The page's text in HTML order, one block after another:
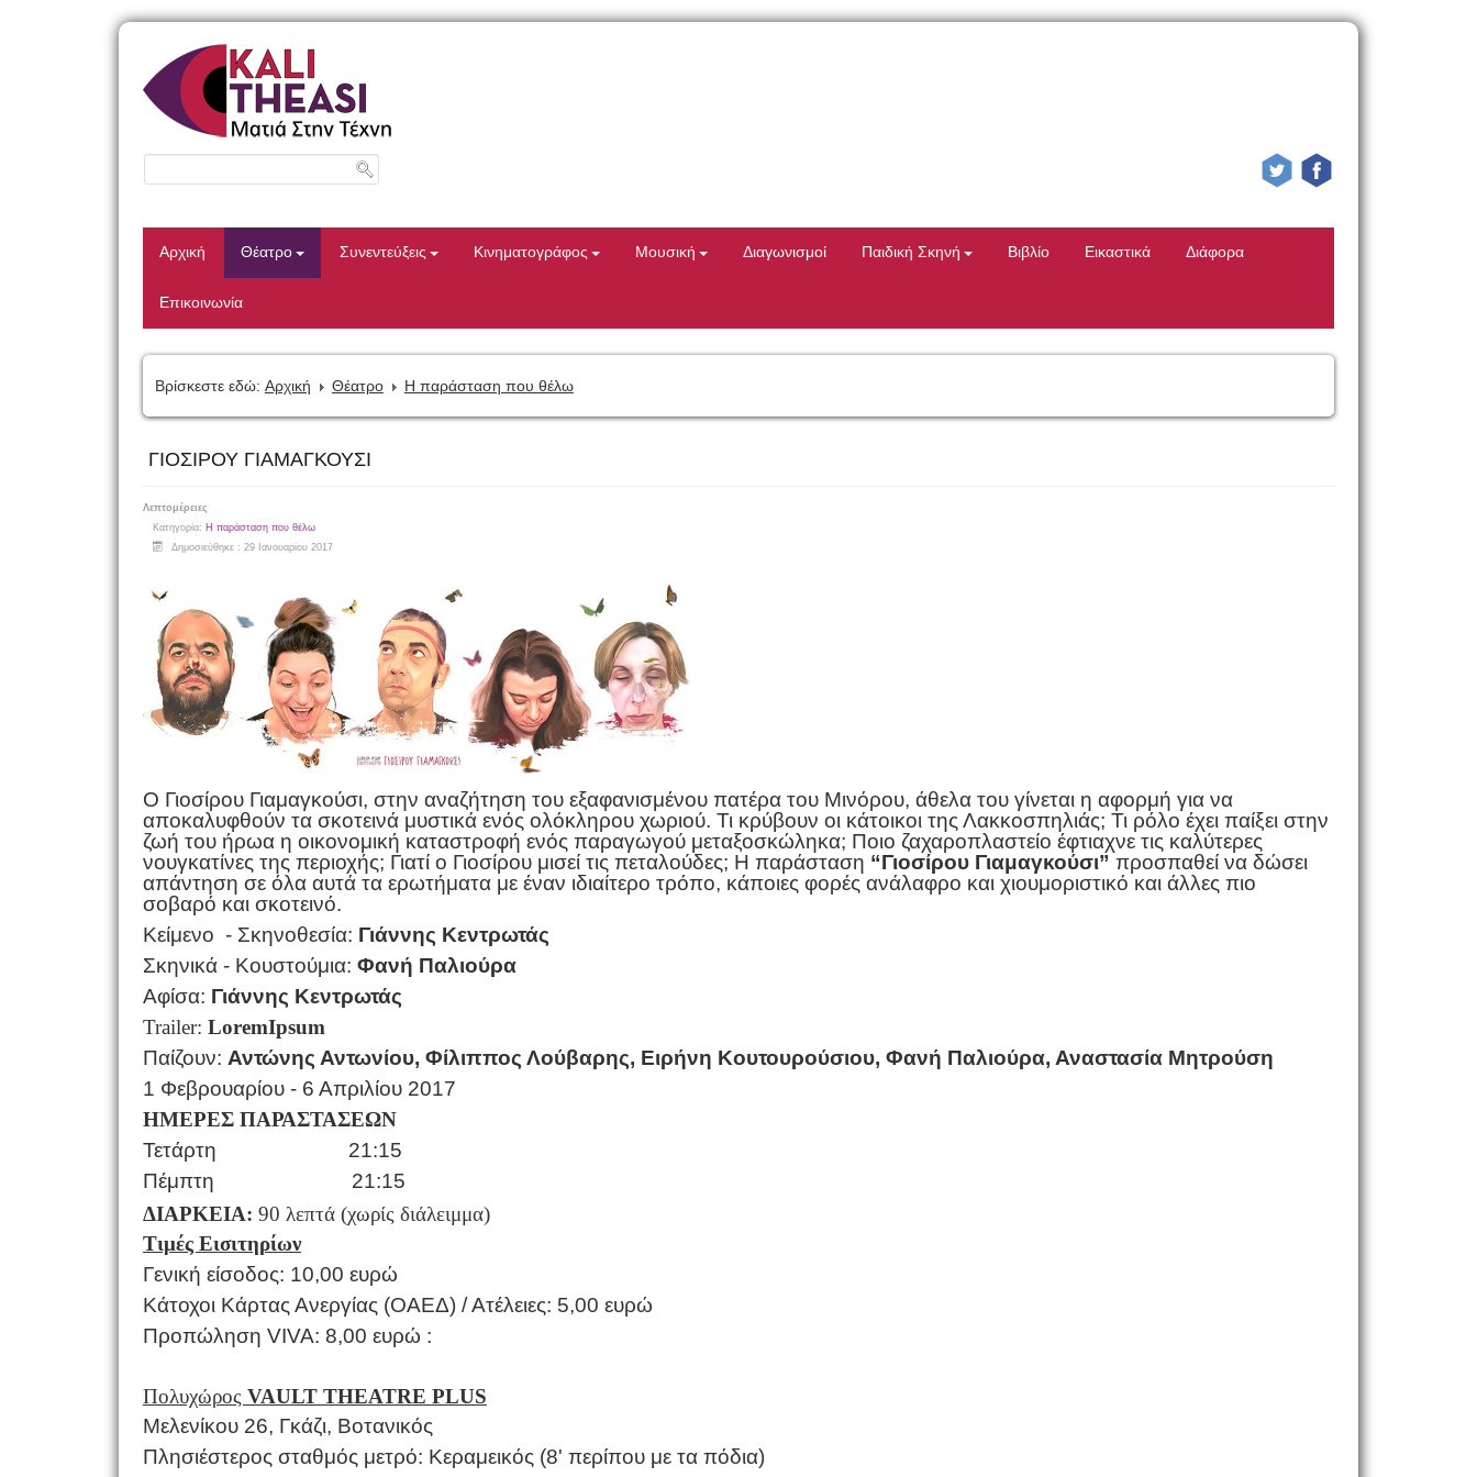
Αρχική Θέατρο Συνεντεύξεις Κινηματογράφος Μουσική Διαγωνισμοί Παιδική Σκηνή Βιβλίο Εικαστικά Διάφορα
Επικοινωνία
Βρίσκεστε εδώ: Αρχική Θέατρο Η παράσταση που θέλω
ΓΙΟΣΙΡΟΥ ΓΙΑΜΑΓΚΟΥΣΙ
Λεπτομέρειες
Κατηγορία: Η παράσταση που θέλω
Δημοσιεύθηκε : 29 Ιανουαρίου 2017
Ο Γιοσίρου Γιαμαγκούσι, στην αναζήτηση του εξαφανισμένου πατέρα του Μινόρου, άθελα του γίνεται η αφορμή για να
αποκαλυφθούν τα σκοτεινά μυστικά ενός ολόκληρου χωριού. Τι κρύβουν οι κάτοικοι της Λακκοσπηλιάς; Τι ρόλο έχει παίξει στην
ζωή του ήρωα η οικονομική καταστροφή ενός παραγωγού μεταξοσκώληκα; Ποιο ζαχαροπλαστείο έφτιαχνε τις καλύτερες
νουγκατίνες της περιοχής; Γιατί ο Γιοσίρου μισεί τις πεταλούδες; Η παράσταση “Γιοσίρου Γιαμαγκούσι” προσπαθεί να δώσει
απάντηση σε όλα αυτά τα ερωτήματα με έναν ιδιαίτερο τρόπο, κάποιες φορές ανάλαφρο και χιουμοριστικό και άλλες πιο
σοβαρό και σκοτεινό.
Κείμενο - Σκηνοθεσία: Γιάννης Κεντρωτάς
Σκηνικά - Κουστούμια: Φανή Παλιούρα
Αφίσα: Γιάννης Κεντρωτάς
Trailer: LoremIpsum
Παίζουν: Αντώνης Αντωνίου, Φίλιππος Λούβαρης, Ειρήνη Κουτουρούσιου, Φανή Παλιούρα, Αναστασία Μητρούση
1 Φεβρουαρίου - 6 Απριλίου 2017
ΗΜΕΡΕΣ ΠΑΡΑΣΤΑΣΕΩΝ
Τετάρτη 21:15
Πέμπτη 21:15
ΔΙΑΡΚΕΙΑ: 90 λεπτά (χωρίς διάλειμμα)
Τιμές Εισιτηρίων
Γενική είσοδος: 10,00 ευρώ
Κάτοχοι Κάρτας Ανεργίας (ΟΑΕΔ) / Ατέλειες: 5,00 ευρώ
Προπώληση VIVA: 8,00 ευρώ :
Πολυχώρος VAULT THEATRΕ PLUS
Μελενίκου 26, Γκάζι, Βοτανικός
Πλησιέστερος σταθμός μετρό: Κεραμεικός (8' περίπου με τα πόδια)